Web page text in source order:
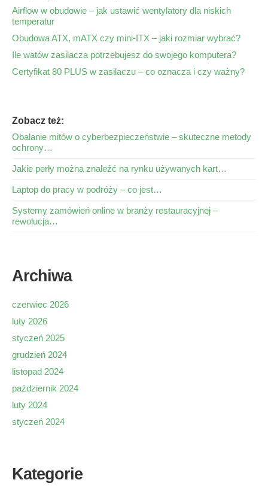
Airflow w obudowie – jak ustawić wentylatory dla niskich
temperatur
Obudowa ATX, mATX czy mini-ITX – jaki rozmiar wybrać?
Ile watów zasilacza potrzebujesz do swojego komputera?
Certyfikat 80 PLUS w zasilaczu – co oznacza i czy ważny?
Zobacz też:
Obalanie mitów o cyberbezpieczeństwie – skuteczne metody
ochrony…
Jakie perły można znaleźć na rynku używanych kart…
Laptop do pracy w podróży – co jest…
Systemy zamówień online w branży restauracyjnej –
rewolucja…
Archiwa
czerwiec 2026
luty 2026
styczeń 2025
grudzień 2024
listopad 2024
październik 2024
luty 2024
styczeń 2024
Kategorie